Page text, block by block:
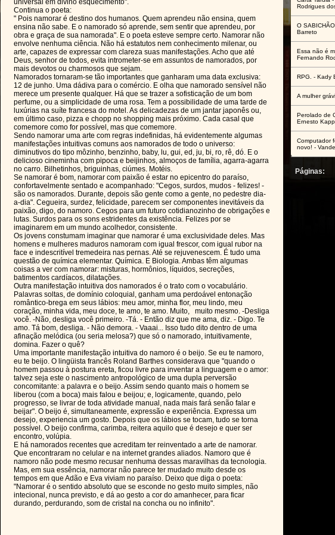
universal em divino esquecimento".
Continua o poeta:
" Pois namorar é destino dos humanos. Quem aprendeu não ensina, quem
ensina não sabe. E o namorado só aprende, sem sentir que aprendeu, por
obra e graça de sua namorada". E o poeta esteve sempre certo. Namorar não
envolve nenhuma ciência. Não há estatutos nem conhecimento milenar, ou
arte, capazes de expressar com clareza suas manifestações. Acho que até
Deus, senhor de todos, evita intrometer-se em assuntos de namorados, por
mais devotos ou charmosos que sejam.
Namorados tornaram-se tão importantes que ganharam uma data exclusiva:
12 de junho. Uma dádiva para o comércio. E olha que namorado sensível não
merece um presente qualquer. Há que se trazer a sofisticação de um bom
perfume, ou a simplicidade de uma rosa. Tem a possibilidade de uma tarde de
luxúrias na suíte francesa do motel. As delicadezas de um jantar japonês ou,
em último caso, pizza e chopp no shopping mais próximo. Cada casal que
comemore como for possível, mas que comemore.
Sendo namorar uma arte com regras indefinidas, há evidentemente algumas
manifestações intuitivas comuns aos namorados de todo o universo:
diminutivos do tipo môzinho, benzinho, baby, lu, gui, ed, ju, bi, ro, rê, dó. E o
delicioso cineminha com pipoca e beijinhos, almoços de família, agarra-agarra
no carro. Bilhetinhos, briguinhas, ciúmes. Motéis.
Se namorar é bom, namorar com paixão é estar no epicentro do paraíso,
confortavelmente sentado e acompanhado: "Cegos, surdos, mudos - felizes! -
são os namorados. Durante, depois são gente como a gente, no pedestre dia-
a-dia". Cegueira, surdez, felicidade, parecem ser componentes inevitáveis da
paixão, digo, do namoro. Cegos para um futuro cotidianozinho de obrigações e
lutas. Surdos para os sons estridentes da existência. Felizes por se
imaginarem em um mundo acolhedor, consistente.
Os jovens constumam imaginar que namorar é uma exclusividade deles. Mas
homens e mulheres maduros namoram com igual frescor, com igual rubor na
face e indescritível tremedeira nas pernas. Até se rejuvenescem. É tudo uma
questão de química elementar. Química. E Biologia. Ambas têm algumas
coisas a ver com namorar: misturas, hormônios, líquidos, secreções,
batimentos cardíacos, dilatações.
Outra manifestação intuitiva dos namorados é o trato com o vocabulário.
Palavras soltas, de domínio coloquial, ganham uma perdoável entonação
romântico-brega em seus lábios: meu amor, minha flor, meu lindo, meu
coração, minha vida, meu doce, te amo, te amo. Muito, muito mesmo. -Desliga
você. -Não, desliga você primeiro. -Tá. - Então diz que me ama, diz. - Digo. Te
amo. Tá bom, desliga. - Não demora. - Vaaai... Isso tudo dito dentro de uma
afinação melódica (ou seria melosa?) que só o namorado, intuitivamente,
domina. Fazer o quê?
Uma importante manifestação intuitiva do namoro é o beijo. Se eu te namoro,
eu te beijo. O lingüista francês Roland Barthes considerava que "quando o
homem passou à postura ereta, ficou livre para inventar a linguagem e o amor:
talvez seja este o nascimento antropológico de uma dupla perversão
concomitante: a palavra e o beijo. Assim sendo quanto mais o homem se
liberou (com a boca) mais falou e beijou; e, logicamente, quando, pelo
progresso, se livrar de toda atividade manual, nada mais fará senão falar e
beijar". O beijo é, simultaneamente, expressão e experiência. Expressa um
desejo, experiencia um gosto. Depois que os lábios se tocam, tudo se torna
possível. O beijo confirma, carimba, reitera aquilo que é desejo e quer ser
encontro, volúpia.
E há namorados recentes que acreditam ter reinventado a arte de namorar.
Que encontraram no celular e na internet grandes aliados. Namoro que é
namoro não pode mesmo recusar nenhuma dessas maravilhas da tecnologia.
Mas, em sua essência, namorar não parece ter mudado muito desde os
tempos em que Adão e Eva viviam no paraíso. Deixo que diga o poeta:
"Namorar é o sentido absoluto que se esconde no gesto muito simples, não
intecional, nunca previsto, e dá ao gesto a cor do amanhecer, para ficar
durando, perdurando, som de cristal na concha ou no infinito".
Rodrigues
O
Barreto
Essa não é
Fernando
RPG. - Kady
A mulher
Perolado de
Ernesto
Computador
novo! -
Páginas: